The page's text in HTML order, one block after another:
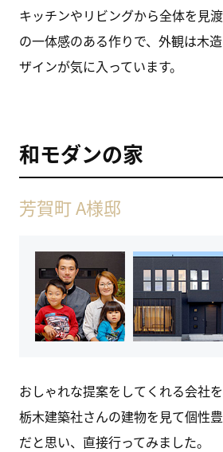
キッチンやリビングから全体を見
の一体感のある作りで、外観は木
ザインが気に入っています。
和モダンの家
芳賀町 A様邸
おしゃれな提案をしてくれる会社
栃木建築社さんの建物を見て個性
だと思い、直接行ってみました。